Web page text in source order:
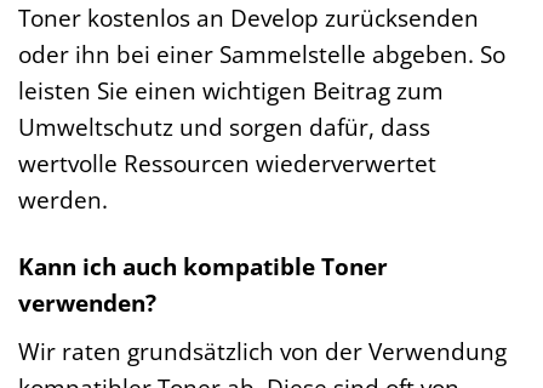
Toner kostenlos an Develop zurücksenden
oder ihn bei einer Sammelstelle abgeben. So
leisten Sie einen wichtigen Beitrag zum
Umweltschutz und sorgen dafür, dass
wertvolle Ressourcen wiederverwertet
werden.
Kann ich auch kompatible Toner
verwenden?
Wir raten grundsätzlich von der Verwendung